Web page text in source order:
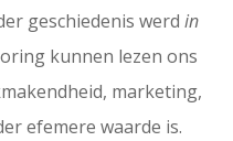
geschiedenis werdin
kunnen lezen ons
marketing,
efemere waarde is.